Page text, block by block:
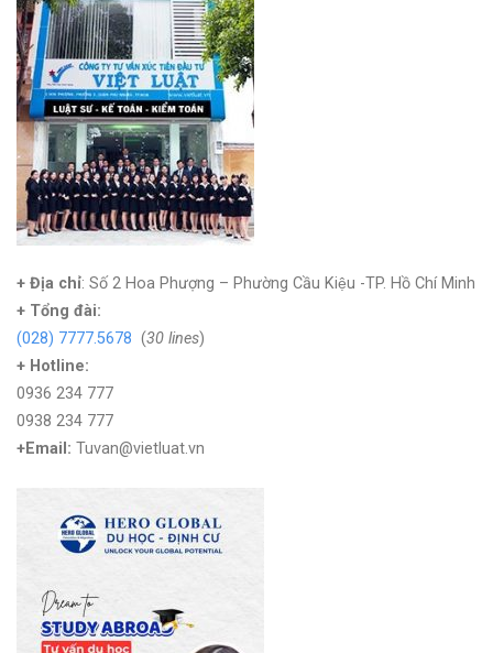
+ Địa chỉ: Số 2 Hoa Phượng – Phường Cầu Kiệu -TP. Hồ Chí Minh
+ Tổng đài:
(028) 7777.5678 (30 lines)
+ Hotline:
0936 234 777
0938 234 777
+Email: Tuvan@vietluat.vn